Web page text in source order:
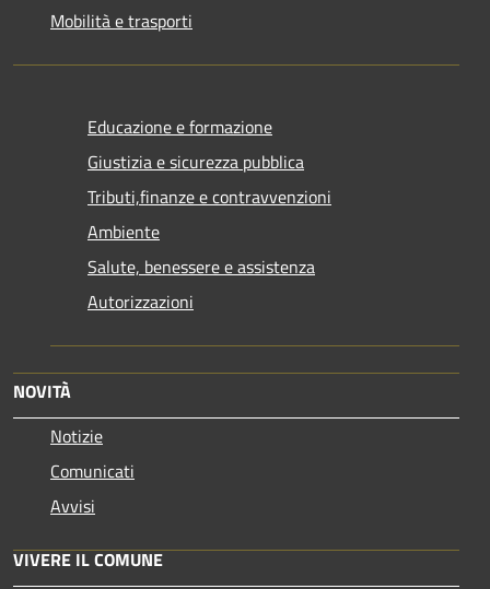
Mobilità e trasporti
Educazione e formazione
Giustizia e sicurezza pubblica
Tributi,finanze e contravvenzioni
Ambiente
Salute, benessere e assistenza
Autorizzazioni
NOVITÀ
Notizie
Comunicati
Avvisi
VIVERE IL COMUNE